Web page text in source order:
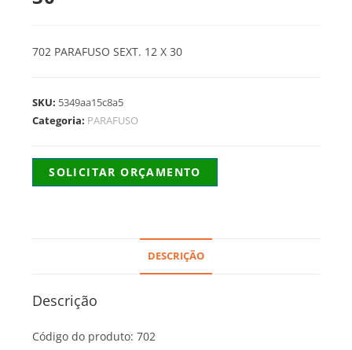
702 PARAFUSO SEXT. 12 X 30
SKU: 5349aa15c8a5
Categoria: PARAFUSO
SOLICITAR ORÇAMENTO
DESCRIÇÃO
Descrição
Código do produto: 702